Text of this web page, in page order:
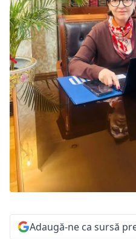
Adaugă-ne ca sursă